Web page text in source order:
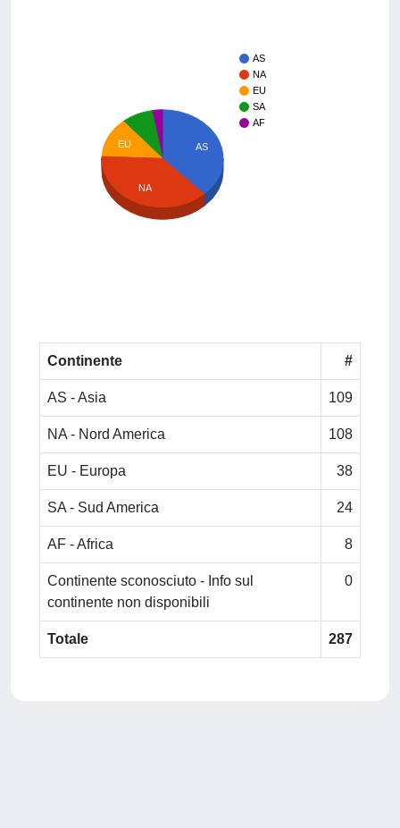
AS
NA
EU
SA
AF
AS
EU
NA
Continente #
AS - Asia 109
NA - Nord America 108
EU - Europa 38
SA - Sud America 24
AF - Africa 8
Continente sconosciuto - Info sul
continente non disponibili
0
Totale 287